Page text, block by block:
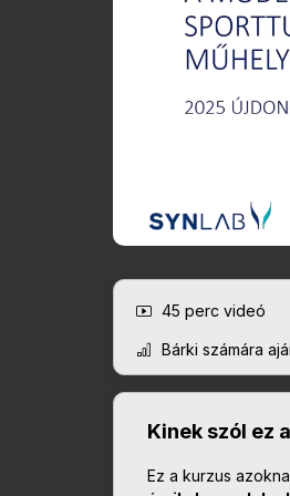
45 perc videó
Bárki számára
Kinek szól ez
Ez a kurzus